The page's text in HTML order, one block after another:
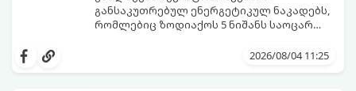
განსაკუთრებულ ენერგეტიკულ ნაკადებს,
რომლებიც ზოდიაქოს 5 ნიშანს საოცარ
ყველაზე ბედნიერი თვე აღმოჩნდება.
2026/08/04 11:25